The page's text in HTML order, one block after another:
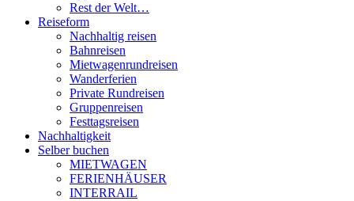
Rest der Welt…
Reiseform
Nachhaltig reisen
Bahnreisen
Mietwagenrundreisen
Wanderferien
Private Rundreisen
Gruppenreisen
Festtagsreisen
Nachhaltigkeit
Selber buchen
MIETWAGEN
FERIENHÄUSER
INTERRAIL